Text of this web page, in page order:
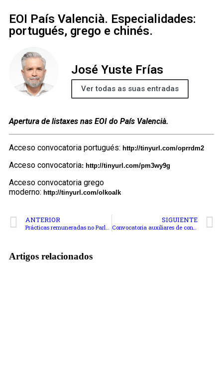
EOI País Valencià. Especialidades:
portugués, grego e chinés.
José Yuste Frías
Ver todas as suas entradas
Apertura de listaxes nas EOI do País Valencià.
Acceso convocatoria portugués: http://tinyurl.com/oprrdm2
Acceso convocatoria: http://tinyurl.com/pm3wy9g
Acceso convocatoria grego
moderno: http://tinyurl.com/olkoalk
ANTERIOR SIGUIENTE
Convocatoria auxiliares de conversa
Artigos relacionados